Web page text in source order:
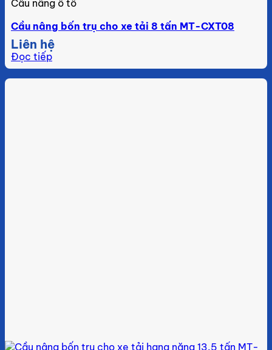
Cầu nâng ô tô
Cầu nâng bốn trụ cho xe tải 8 tấn MT-CXT08
Liên hệ
Đọc tiếp